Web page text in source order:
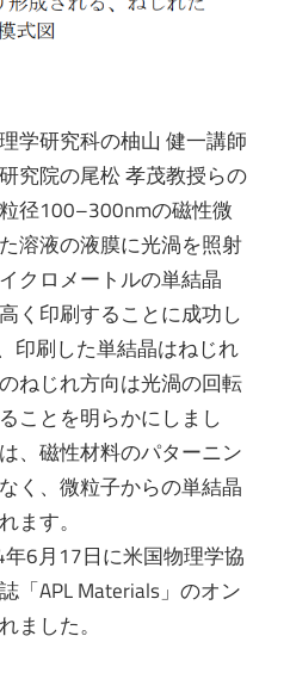
学研究科の柚山 健一講師
究院の尾松 孝茂教授らの
径100–300nmの磁性微
溶液の液膜に光渦を照射
クロメートルの単結晶
く印刷することに成功し
印刷した単結晶はねじれ
ねじれ方向は光渦の回転
ことを明らかにしまし
、磁性材料のパターニン
く、微粒子からの単結晶
ます。
6月17日に米国物理学協
「APL Materials」のオン
ました。